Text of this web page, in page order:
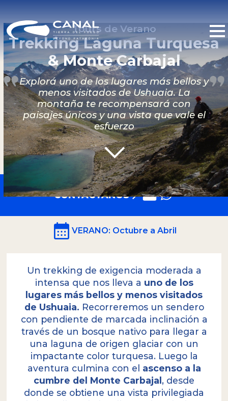
Tours de Verano
Trekking Laguna Turquesa
& Monte Carbajal
Explorá uno de los lugares más bellos y
menos visitados de Ushuaia. La
montaña te recompensará con
paisajes únicos y una vista que vale el
esfuerzo
CONTACTANOS
VERANO: Octubre a Abril
Un trekking de exigencia moderada a
intensa que nos lleva a uno de los
lugares más bellos y menos visitados
de Ushuaia. Recorreremos un sendero
con pendiente de marcada inclinación a
través de un bosque nativo para llegar a
una laguna de origen glaciar con un
impactante color turquesa. Luego la
aventura culmina con el ascenso a la
cumbre del Monte Carbajal , desde
donde se obtiene una vista privilegiada